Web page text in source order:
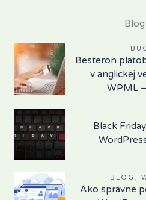
Blog
Besteron
v anglickej
WPML
Black
BLOG ,
Ako správne